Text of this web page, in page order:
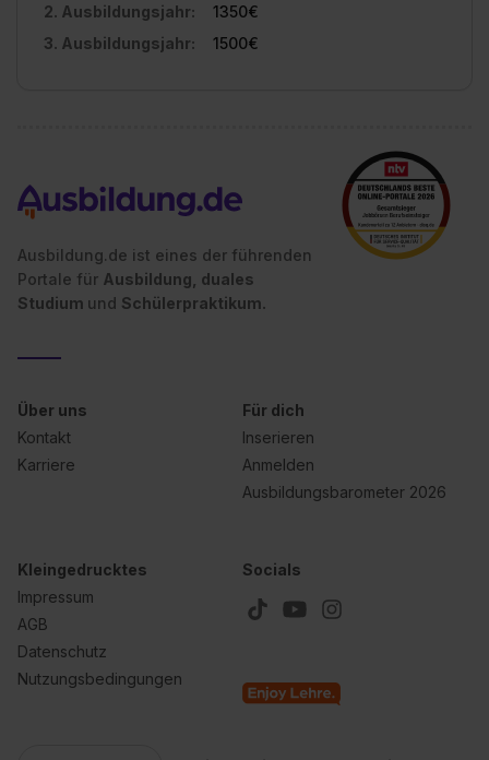
2. Ausbildungsjahr:
1350€
3. Ausbildungsjahr:
1500€
Ausbildung.de ist eines der führenden
Portale für Ausbildung, duales
Studium und Schülerpraktikum.
Über uns
Kontakt
Karriere
Für dich
Inserieren
Anmelden
Ausbildungsbarometer 2026
Kleingedrucktes
Impressum
AGB
Datenschutz
Nutzungsbedingungen
Socials